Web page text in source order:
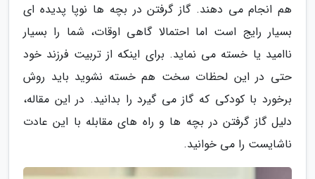
هم انجام می دهند. گاز گرفتن در بچه ها نوپا پدیده ای
بسیار رایج است اما احتمالا گاهی اوقات، شما را بسیار
ناامید یا خسته می نماید. برای اینکه از تربیت فرزند خود
حتی در این لحظات سخت هم خسته نشوید باید روش
برخورد با کودکی که گاز می گیرد را بدانید. در این مقاله،
دلیل گاز گرفتن در بچه ها و راه های مقابله با این عادت
ناشایست را می خوانید.